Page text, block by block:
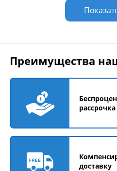
Преимущества
доставку